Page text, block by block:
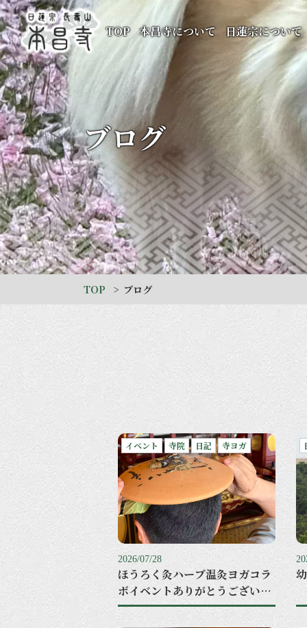
TOP 本昌寺について 日蓮宗について
ブログ
TOP ブログ
イベント 寺院 日記 寺ヨガ
2026/07/28
ほうろく灸ハーブ温灸ヨガコラ
ボイベントありがとうございま
した。